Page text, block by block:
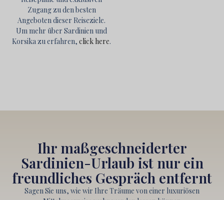
Zugang zu den besten
Angeboten dieser Reiseziele.
Um mehr über Sardinien und
Korsika zu erfahren,click here.
Ihr maßgeschneiderter
Sardinien-Urlaub ist nur ein
freundliches Gespräch entfernt
Sagen Sie uns, wie wir Ihre Träume von einer luxuriösen